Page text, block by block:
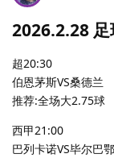
2026.2.28
超20:30
伯恩茅斯VS桑德兰
推荐:全场大2.75球
西甲21:00
巴列卡诺VS毕尔巴鄂